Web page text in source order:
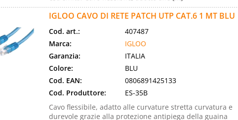
IGLOO CAVO DI RETE PATCH UTP CAT.6 1 MT BLU
Cod. art.:
407487
Marca:
IGLOO
Garanzia:
ITALIA
Colore:
BLU
Cod. EAN:
0806891425133
Cod. Produttore:
ES-35B
Cavo flessibile, adatto alle curvature stretta curvatura e
durevole grazie alla protezione antipiega della guaina